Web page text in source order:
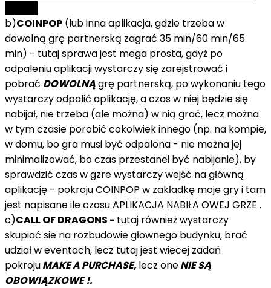
b)COINPOP (lub inna aplikacja, gdzie trzeba w
dowolną grę partnerską zagrać 35 min/60 min/65
min) - tutaj sprawa jest mega prosta, gdyż po
odpaleniu aplikacji wystarczy się zarejstrować i
pobrać DOWOLNĄgrę partnerską, po wykonaniu tego
wystarczy odpalić aplikację, a czas w niej będzie się
nabijał, nie trzeba (ale można) w nią grać, lecz można
w tym czasie porobić cokolwiek innego (np. na kompie,
w domu, bo gra musi być odpalona - nie można jej
minimalizować, bo czas przestanei być nabijanie), by
sprawdzić czas w gzre wystarczy wejść na główną
aplikację - pokroju COINPOP w zakładkę moje gry i tam
jest napisane ile czasu APLIKACJA NABIŁA OWEJ GRZE .
c)CALL OF DRAGONS - tutaj również wystarczy
skupiać sie na rozbudowie głownego budynku, brać
udział w eventach, lecz tutaj jest więcej zadań
pokrojuMAKE A PURCHASE,lecz oneNIE SĄ
OBOWIĄZKOWE !.